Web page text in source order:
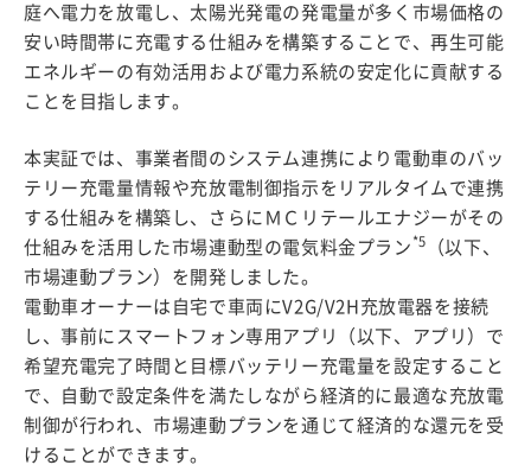
庭へ電力を放電し、太陽光発電の発電量が多く市場価格の
安い時間帯に充電する仕組みを構築することで、再生可能
エネルギーの有効活用および電力系統の安定化に貢献する
ことを目指します。
本実証では、事業者間のシステム連携により電動車のバッ
テリー充電量情報や充放電制御指示をリアルタイムで連携
する仕組みを構築し、さらにＭＣリテールエナジーがその
仕組みを活用した市場連動型の電気料金プラン *5
（以下、
市場連動プラン）を開発しました。
電動車オーナーは自宅で車両にV2G/V2H充放電器を接続
し、事前にスマートフォン専用アプリ（以下、アプリ）で
希望充電完了時間と目標バッテリー充電量を設定すること
で、自動で設定条件を満たしながら経済的に最適な充放電
制御が行われ、市場連動プランを通じて経済的な還元を受
けることができます。